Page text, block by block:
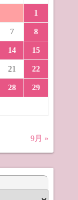
1
7 8
14 15
21 22
28 29
9月 »